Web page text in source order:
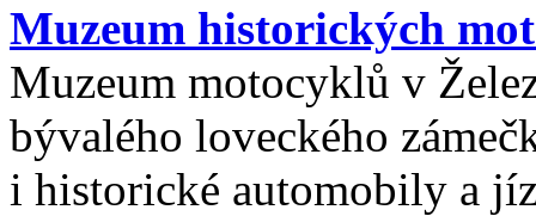
Muzeum historických
Muzeum motocyklů v
bývalého loveckého
i historické automobily a